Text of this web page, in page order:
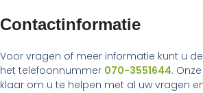
Contactinformatie
Voor vragen of meer informatie kunt u
het telefoonnummer 070-3551644.
klaar om u te helpen met al uw vragen